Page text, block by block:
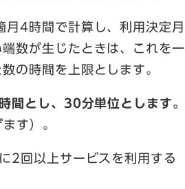
月4時間で計算し、利用決定月
数が生じたときは、これを一
の時間を上限とします。
間とし、30分単位とします。
す）。
2回以上サービスを利用する